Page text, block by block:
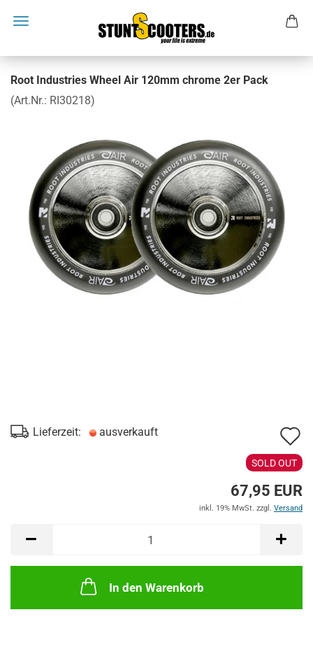
Root Industries Wheel Air 120mm chrome 2er Pack
(Art.Nr.: RI30218)
Lieferzeit: ausverkauft
SOLD OUT
67,95 EUR
inkl. 19% MwSt. zzgl. Versand
In den Warenkorb